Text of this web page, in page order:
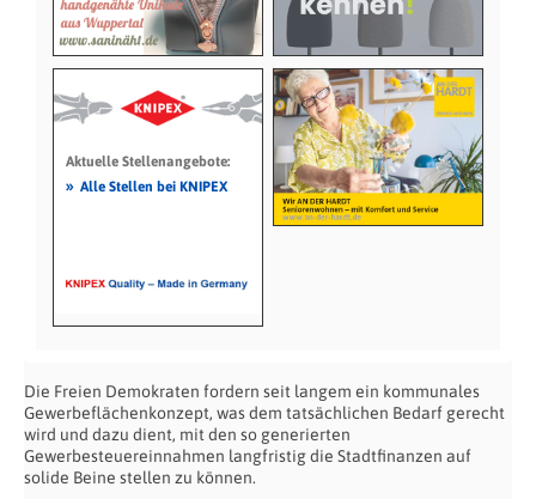
Aktuelle Stellenangebote:
» Alle Stellen bei KNIPEX
Die Freien Demokraten fordern seit langem ein kommunales
Gewerbeflächenkonzept, was dem tatsächlichen Bedarf gerecht
wird und dazu dient, mit den so generierten
Gewerbesteuereinnahmen langfristig die Stadtfinanzen auf
solide Beine stellen zu können.